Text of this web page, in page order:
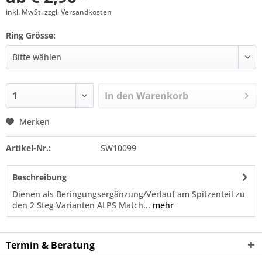
inkl. MwSt. zzgl. Versandkosten
Ring Grösse:
In den Warenkorb
Merken
Artikel-Nr.: SW10099
Beschreibung
Dienen als Beringungsergänzung/Verlauf am Spitzenteil zu
den 2 Steg Varianten ALPS Match... mehr
Termin & Beratung